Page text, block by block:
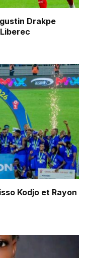
Drakpe
Kodjo et Rayon